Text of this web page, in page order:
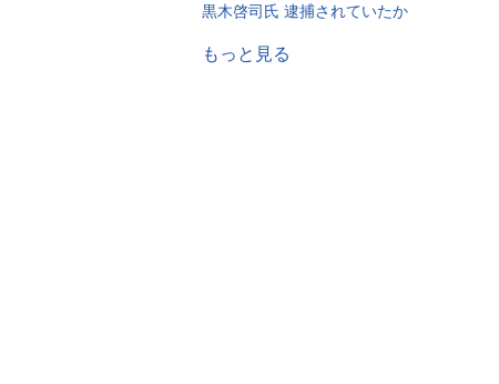
黒木啓司氏 逮捕されていたか
もっと見る